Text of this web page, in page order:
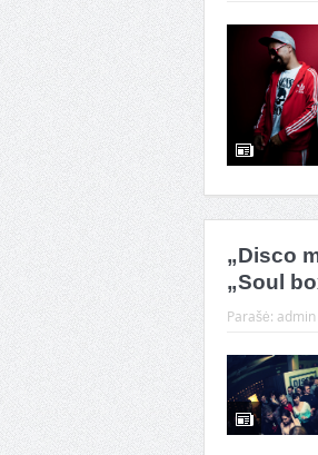
„Disco
„Soul
Parašė: admin